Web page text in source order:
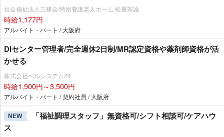
社会福祉法人三篠会/特別養護老人ホーム 松屋茶論
時給1,177円
アルバイト・パート / 大阪府
DIセンター管理者/完全週休2日制/MR認定資格や薬剤師資格が活
かせる
株式会社ベルシステム24
時給1,900円～3,500円
アルバイト・パート / 契約社員 / 大阪府
NEW
「福祉調理スタッフ」無資格可/シフト相談可/ケアハウ
ス